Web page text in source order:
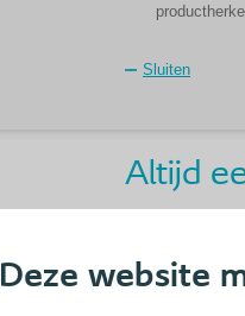
Deze website
Sluiten
Altijd
Comfeel Plus
beenulcera,
postoperatieve
Comfeel kan